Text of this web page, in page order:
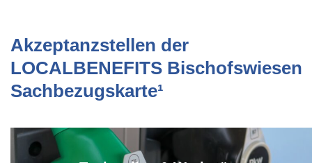
Akzeptanzstellen der
LOCALBENEFITS Bischofswiesen
Sachbezugskarte¹